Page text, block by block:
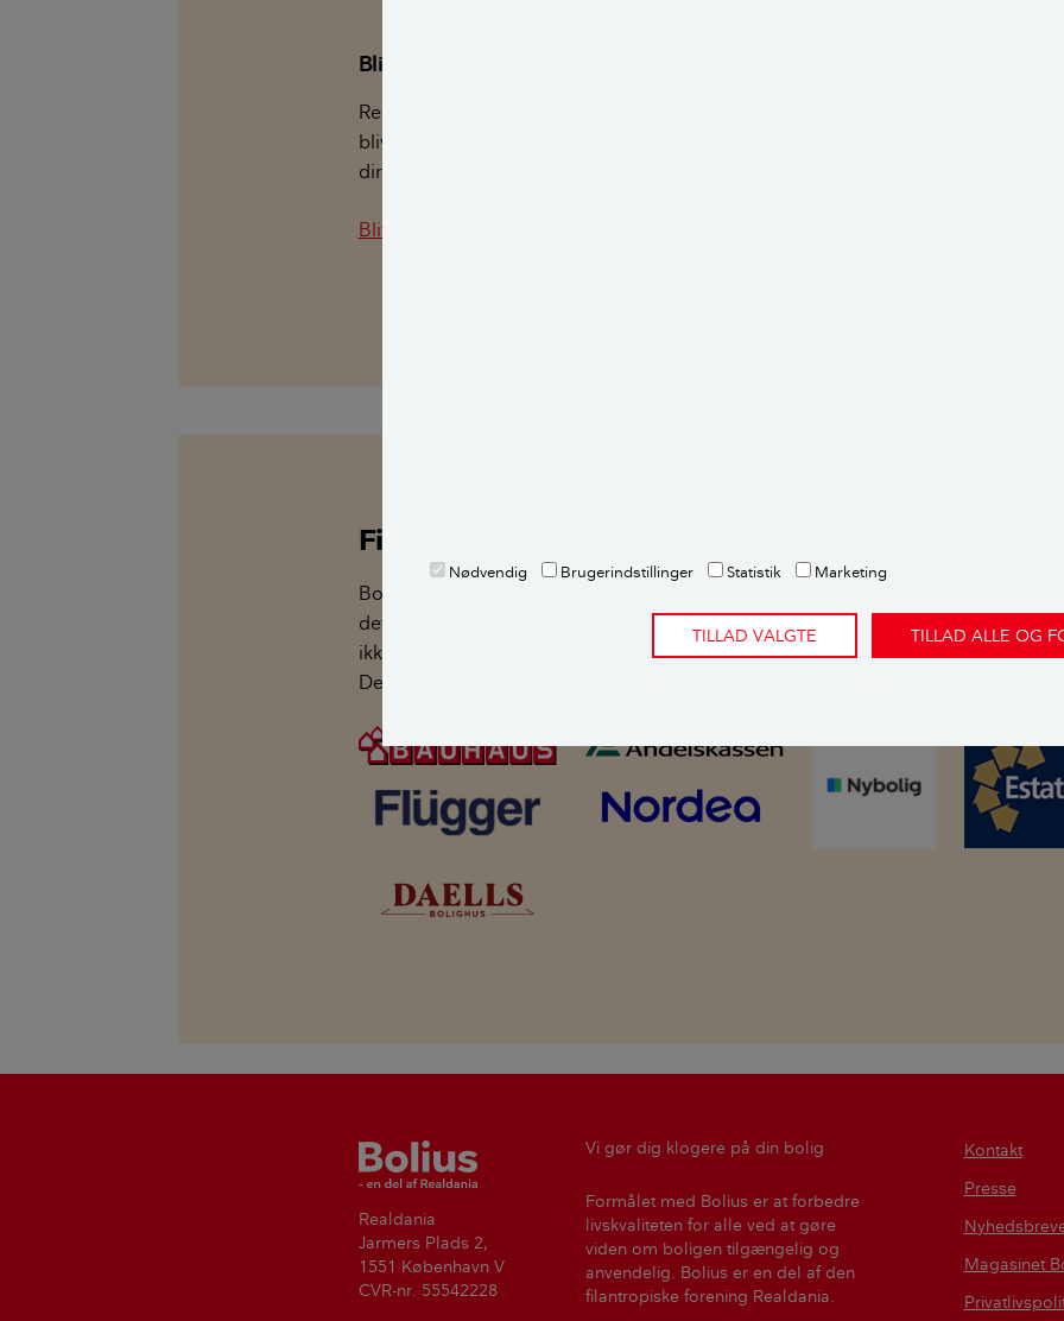
Nødvendig Brugerindstillinger Statistik Marketing
TILLAD VALGTE TILLAD ALLE OG
Bliv medlem af Realdania og få magasinet Bolius
Realdania er en forening, som alle ejendomsejere gratis kan
blive medlem af. Som medlem får du magasinet Bolius gratis
direkte leveret til døren.
Bliv gratis medlem
Find magasinet Bolius i butikker nær dig
Bolius arbejder sammen med relevante partnere rundt omkring i landet. Her
det seneste magasin. Magasinet vil ofte stå i nærheden af kassen eller ind- og
ikke kan finde magasinet, kan du altid spørge personalet, der vil pege dig i
Det er selvfølgelig gratis at tage magasinet med hjem. God fornøjelse.
Bolius
Realdania
Jarmers Plads 2,
1551 København V
CVR-nr. 55542228
Vi gør dig klogere på din bolig
Formålet med Bolius er at forbedre
livskvaliteten for alle ved at gøre
viden om boligen tilgængelig og
anvendelig. Bolius er en del af den
filantropiske forening Realdania.
Kontakt
Presse
Magasinet